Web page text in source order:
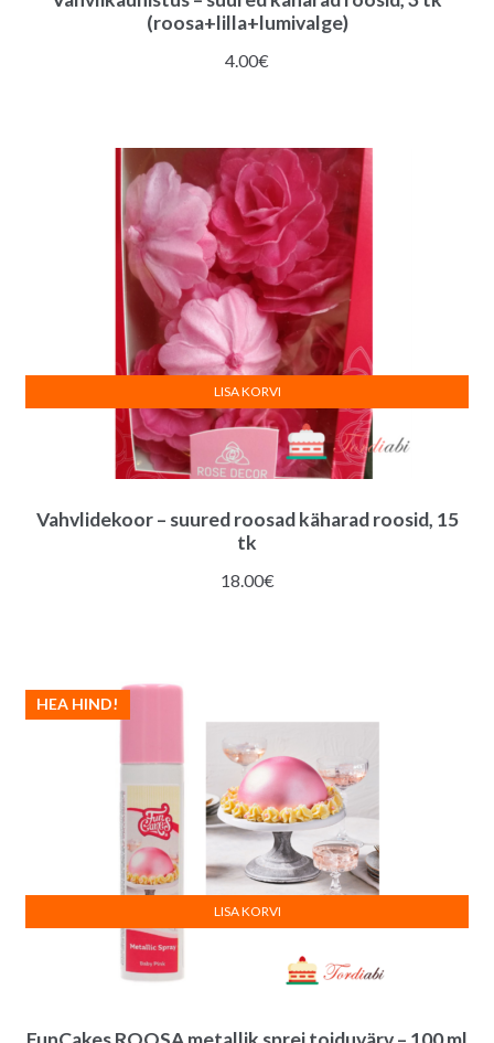
(roosa+lilla+lumivalge)
4.00€
Vahvlidekoor – suured roosad käharad roosid, 15
tk
18.00€
LISA KORVI
HEA HIND!
LISA KORVI